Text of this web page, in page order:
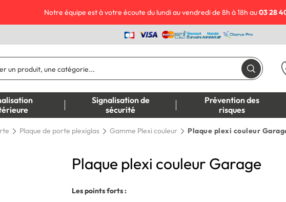
Notre équipe est à votre écoute du lundi au vendredi de 8h à 18h au03 28
Signalisation de
sécurité
Prévention des
risques
Plaque de porte plexiglas Gamme Plexi couleur Plaque plexi couleur
Plaque plexi couleur Garage
Les points forts :